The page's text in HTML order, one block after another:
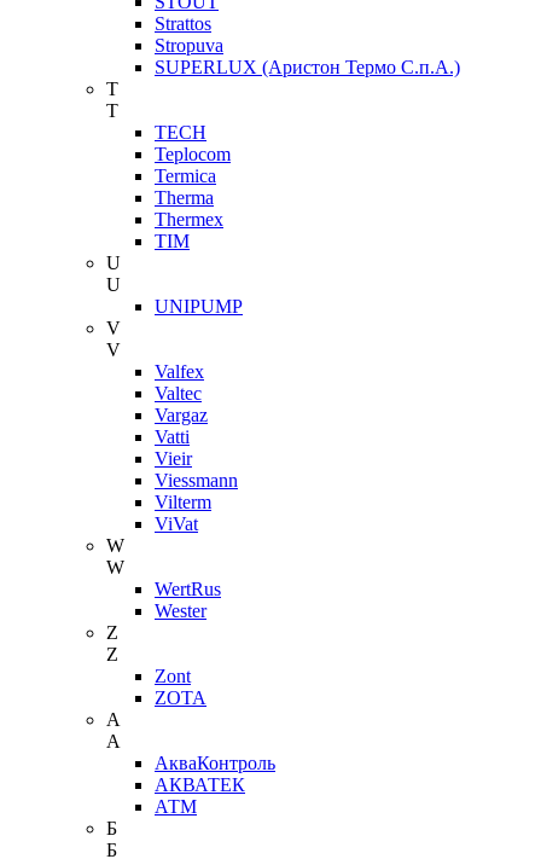
Strattos
Stropuva
SUPERLUX (Аристон Термо С.п.А.)
T
T
TECH
Teplocom
Termica
Therma
Thermex
TIM
U
U
UNIPUMP
V
V
Valfex
Valtec
Vargaz
Vatti
Vieir
Viessmann
Vilterm
ViVat
W
W
WertRus
Wester
Z
Z
Zont
ZOTA
А
А
АкваКонтроль
АКВАТЕК
АТМ
Б
Б